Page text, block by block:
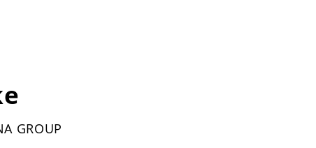
GROUP